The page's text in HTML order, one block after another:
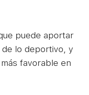
puede aportar
de lo deportivo, y
favorable en